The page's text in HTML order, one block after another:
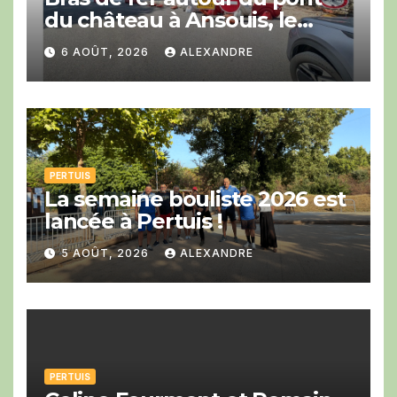
du château à Ansouis, le
Département prend l’affaire
en main
6 AOÛT, 2026 ALEXANDRE
PERTUIS
La semaine bouliste 2026 est
lancée à Pertuis !
5 AOÛT, 2026 ALEXANDRE
PERTUIS